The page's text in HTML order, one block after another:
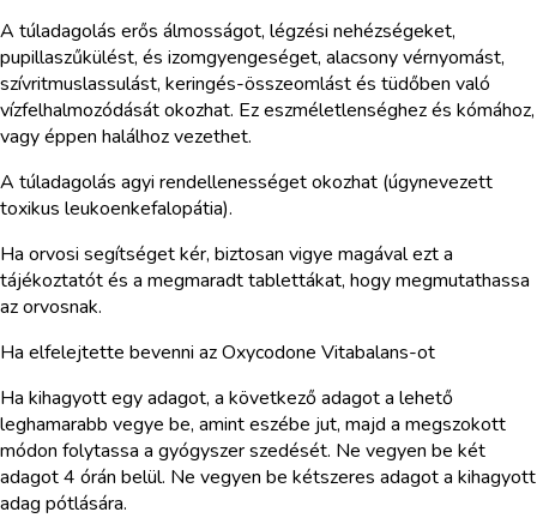
A túladagolás erős álmosságot, légzési nehézségeket,
pupillaszűkülést, és izomgyengeséget, alacsony vérnyomást,
szívritmuslassulást, keringés-összeomlást és tüdőben való
vízfelhalmozódását okozhat. Ez eszméletlenséghez és kómához,
vagy éppen halálhoz vezethet.
A túladagolás agyi rendellenességet okozhat (úgynevezett
toxikus leukoenkefalopátia).
Ha orvosi segítséget kér, biztosan vigye magával ezt a
tájékoztatót és a megmaradt tablettákat, hogy megmutathassa
az orvosnak.
Ha elfelejtette bevenni az Oxycodone Vitabalans-ot
Ha kihagyott egy adagot, a következő adagot a lehető
leghamarabb vegye be, amint eszébe jut, majd a megszokott
módon folytassa a gyógyszer szedését. Ne vegyen be két
adagot 4 órán belül. Ne vegyen be kétszeres adagot a kihagyott
adag pótlására.